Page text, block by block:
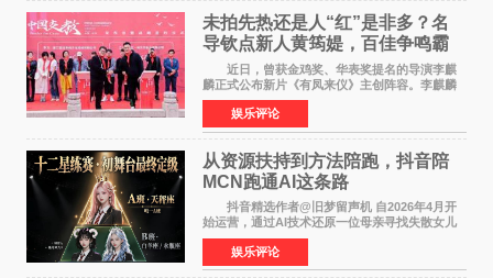
未拍先热还是人“红”是非多？名
导钦点新人黄筠媞，百佳争鸣霸
气回应
近日，曾获金鸡奖、华表奖提名的导演李麒
麟正式公布新片《有凤来仪》主创阵容。李麒麟
早年凭电影《华容道》获得金鸡奖、华表奖提
名，此后长期参与国内外电影制作，其担任制片
人参与的作品亦曾
娱乐评论
从资源扶持到方法陪跑，抖音陪
MCN跑通AI这条路
抖音精选作者@旧梦留声机 自2026年4月开
始运营，通过AI技术还原一位母亲寻找失散女儿
的故事，凭借强情感表达获得大量用户关注，发
布仅21小时便获得超1亿曝光、超1000万互动。
此后，账号持续沿
娱乐评论